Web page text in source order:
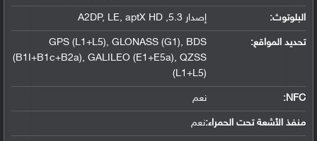
البلوتوث: إصدار 5.3, A2DP, LE, aptX HD
تحديد المواقع:
GPS (L1+L5), GLONASS (G1), BDS
(B1I+B1c+B2a), GALILEO (E1+E5a), QZSS
(L1+L5)
NFC
: نعم
منفذ الأشعة تحت الحمراء:نعم